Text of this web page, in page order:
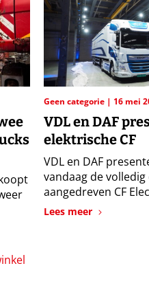
Geen categorie 16 mei
VDL en DAF
elektrische CF
VDL en DAF
vandaag de
aangedreven CF
Lees meer